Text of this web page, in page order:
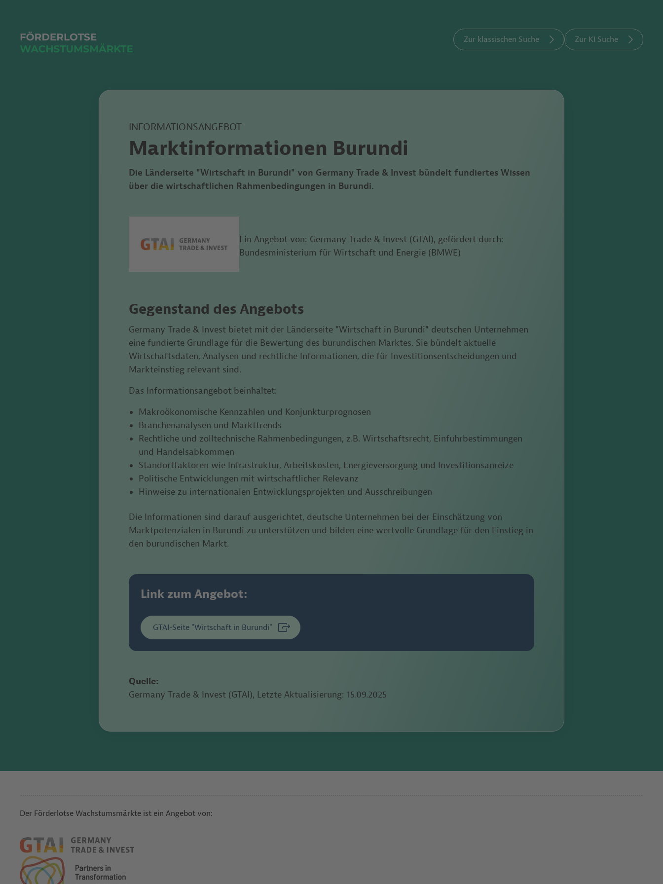
Zur klassischen Suche Zur KI Suche
INFORMATIONSANGEBOT
Marktinformationen Burundi
Die Länderseite "Wirtschaft in Burundi" von Germany Trade & Invest bündelt fundiertes Wissen
über die wirtschaftlichen Rahmenbedingungen in Burundi.
Ein Angebot von: Germany Trade & Invest (GTAI), gefördert durch:
Bundesministerium für Wirtschaft und Energie (BMWE)
Gegenstand des Angebots
Germany Trade & Invest bietet mit der Länderseite "Wirtschaft in Burundi" deutschen Unternehmen
eine fundierte Grundlage für die Bewertung des burundischen Marktes. Sie bündelt aktuelle
Wirtschaftsdaten, Analysen und rechtliche Informationen, die für Investitionsentscheidungen und
Markteinstieg relevant sind.
Das Informationsangebot beinhaltet:
Makroökonomische Kennzahlen und Konjunkturprognosen
Branchenanalysen und Markttrends
Rechtliche und zolltechnische Rahmenbedingungen, z.B. Wirtschaftsrecht, Einfuhrbestimmungen
und Handelsabkommen
Standortfaktoren wie Infrastruktur, Arbeitskosten, Energieversorgung und Investitionsanreize
Politische Entwicklungen mit wirtschaftlicher Relevanz
Hinweise zu internationalen Entwicklungsprojekten und Ausschreibungen
Die Informationen sind darauf ausgerichtet, deutsche Unternehmen bei der Einschätzung von
Marktpotenzialen in Burundi zu unterstützen und bilden eine wertvolle Grundlage für den Einstieg in
den burundischen Markt.
Link zum Angebot:
GTAI-Seite "Wirtschaft in Burundi"
Quelle:
Germany Trade & Invest (GTAI), Letzte Aktualisierung: 15.09.2025
Der Förderlotse Wachstumsmärkte ist ein Angebot von: